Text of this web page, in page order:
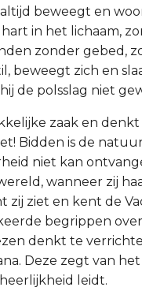
beweegt en
in het lichaam,
zonder gebed,
beweegt zich en
de polsslag niet
zaak en
Bidden is de
niet kan
wanneer zij
zij ziet en kent de
begrippen
denkt te
Deze zegt van
leidt.